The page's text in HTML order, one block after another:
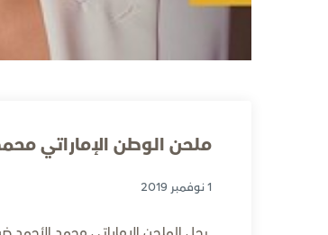
ملحن الوطن الإماراتي
1 نوفمبر 2019